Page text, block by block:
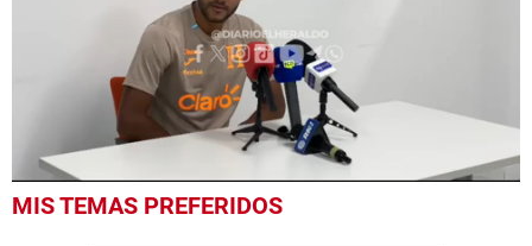
of
MIS TEMAS PREFERIDOS